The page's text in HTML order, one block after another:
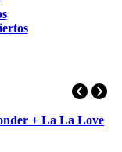
+ La La Love